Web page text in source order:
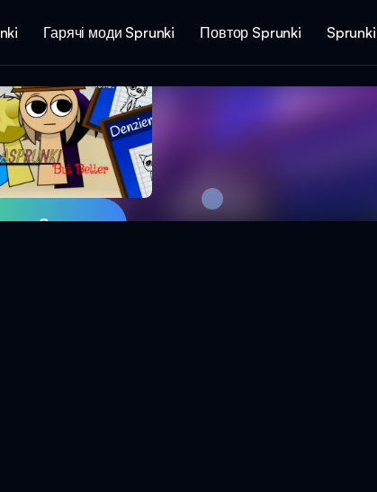
Гарячі моди Sprunki Повтор Sprunki
Зараз